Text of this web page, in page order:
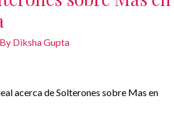
Diksha Gupta
acerca de Solterones sobre Mas en